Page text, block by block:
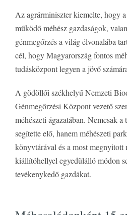
Az agrárminiszter kiemelte, hogy
működő méhész gazdaságok,
génmegőrzés a világ élvonalába
cél, hogy Magyarország fontos
tudásközpont legyen a jövő
A gödöllői székhelyű Nemzeti
Génmegőrzési Központ vezető
méhészeti ágazatában. Nemcsak a
segítette elő, hanem méhészeti
könyvtárával és a most megnyitott
kiállítóhellyel egyedülálló módon
tevékenykedő gazdákat.